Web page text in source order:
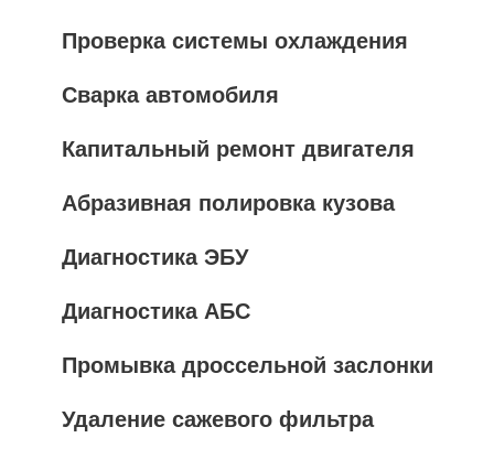
Проверка системы охлаждения
Сварка автомобиля
Капитальный ремонт двигателя
Абразивная полировка кузова
Диагностика ЭБУ
Диагностика АБС
Промывка дроссельной заслонки
Удаление сажевого фильтра